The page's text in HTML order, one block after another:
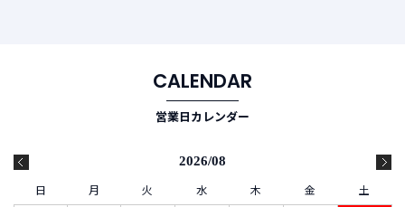
CALENDAR
営業日カレンダー
2026/08
日 月 火 水 木 金
土